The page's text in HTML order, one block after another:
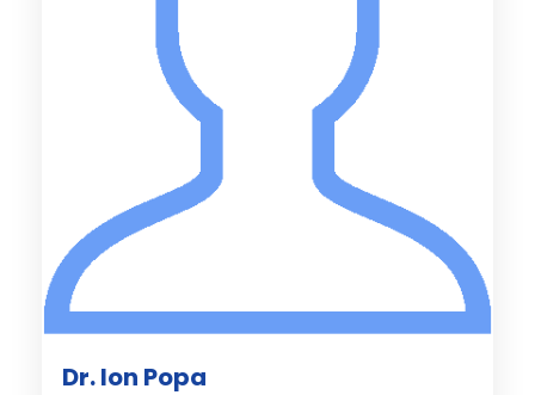
Dr. Ion Popa